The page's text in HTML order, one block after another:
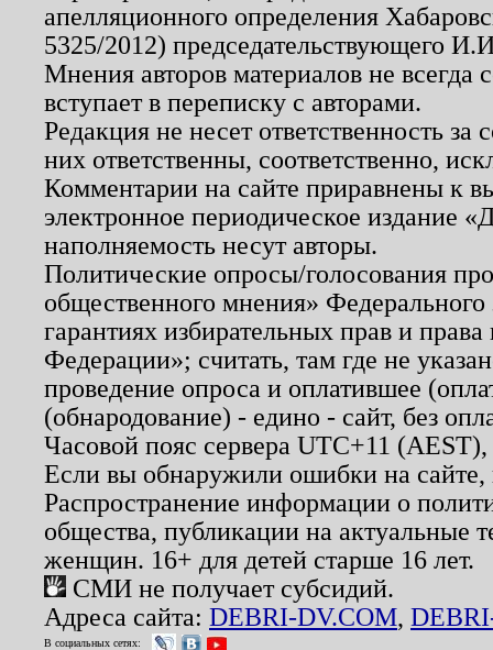
апелляционного определения
5325/2012) председательствующего
Мнения авторов материалов не
вступает в переписку с авторами.
Редакция не несет ответственность
них ответственны, соответственно,
Комментарии на сайте приравнены к
электронное периодическое издание
наполняемость несут авторы.
Политические опросы/голосования
общественного мнения»
гарантиях избирательных прав и
Федерации»; считать, там где не
проведение опроса и оплатившее
(обнародование) - едино - сайт, без
Часовой пояс сервера UTC+11
Если вы обнаружили ошибки на
Распространение информации о
общества, публикации на актуальные
женщин. 16+ для детей старше 16 лет.
СМИ не получает субсидий.
Адреса сайта: DEBRI-DV.COM,
В социальных сетях: